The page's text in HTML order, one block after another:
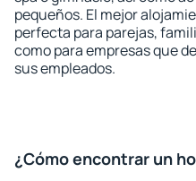
pequeños. El mejor
perfecta para parejas,
como para empresas que
sus empleados.
¿Cómo encontrar un